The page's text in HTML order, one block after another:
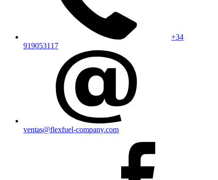
+34
919053117
ventas@flexfuel-company.com